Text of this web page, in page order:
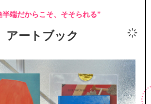
半端だからこそ、そそられる”
アートブック